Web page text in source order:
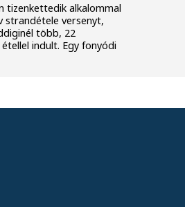
tizenkettedik alkalommal
strandétele versenyt,
több, 22
indult. Egy fonyódi